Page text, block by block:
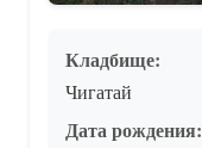
Кладбище:
Чигатай
Дата рождения: